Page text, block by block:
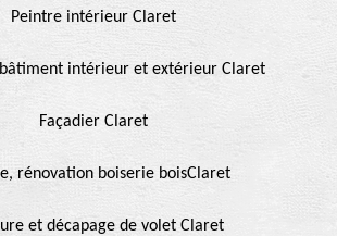
Peintre intérieur Claret
intérieur et extérieur Claret
Façadier Claret
rénovation boiserie boisClaret
et décapage de volet Claret